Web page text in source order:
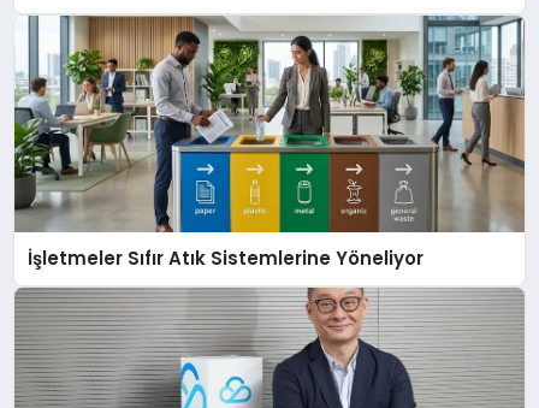
İşletmeler Sıfır Atık Sistemlerine Yöneliyor